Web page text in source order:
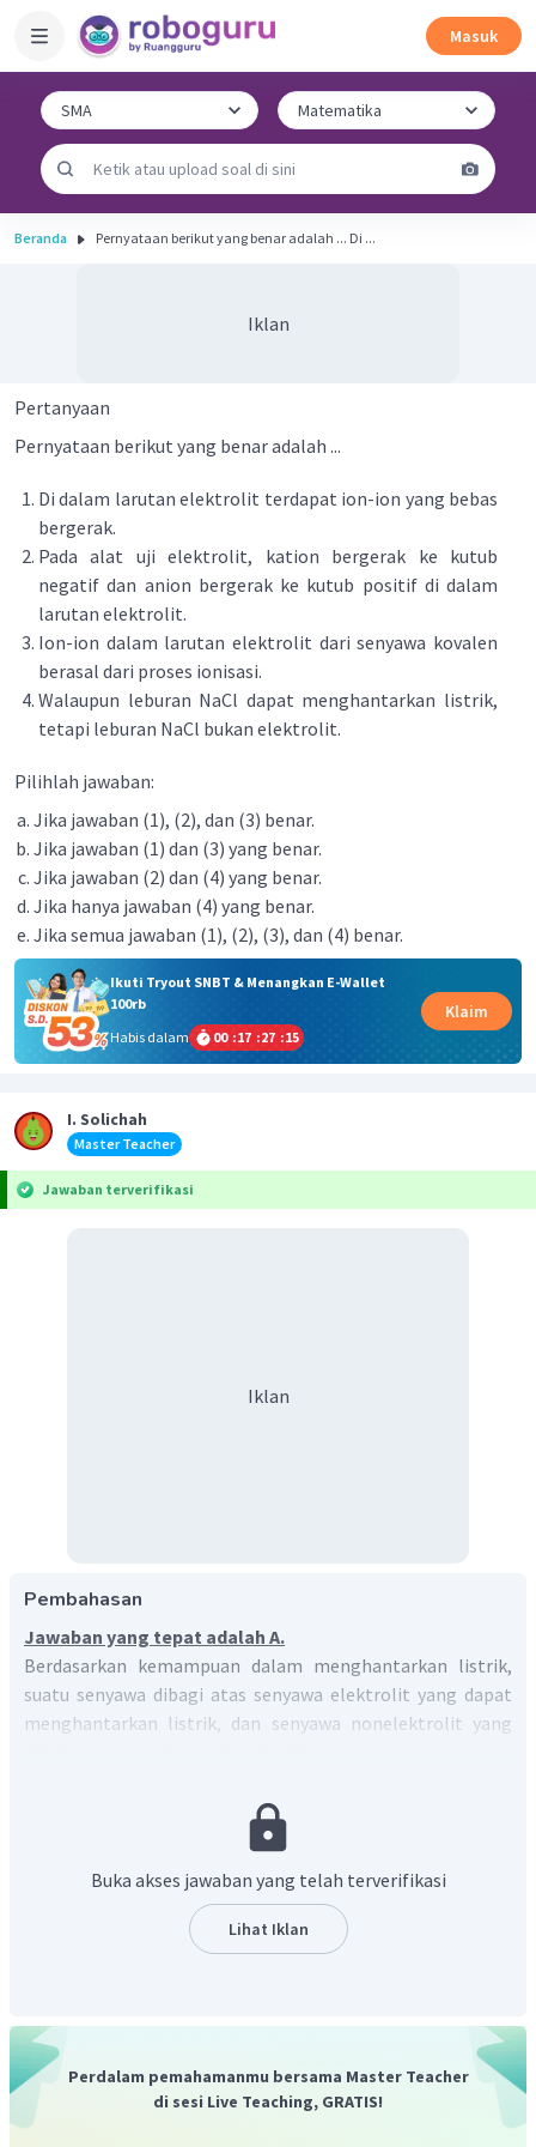
Masuk
Beranda Pernyataan berikut yang benar adalah ... Di ...
Iklan
Pertanyaan
Pernyataan berikut yang benar adalah ...
Di dalam larutan elektrolit terdapat ion-ion yang bebas
bergerak.
Pada alat uji elektrolit, kation bergerak ke kutub
negatif dan anion bergerak ke kutub positif di dalam
larutan elektrolit.
Ion-ion dalam larutan elektrolit dari senyawa kovalen
berasal dari proses ionisasi.
Walaupun leburan NaCl dapat menghantarkan listrik,
tetapi leburan NaCl bukan elektrolit.
Pilihlah jawaban:
Jika jawaban (1), (2), dan (3) benar.
Jika jawaban (1) dan (3) yang benar.
Jika jawaban (2) dan (4) yang benar.
Jika hanya jawaban (4) yang benar.
Jika semua jawaban (1), (2), (3), dan (4) benar.
Ikuti Tryout SNBT & Menangkan E-Wallet
100rb
Habis dalam
00 :17 :27 :15
Klaim
I. Solichah
Master Teacher
Jawaban terverifikasi
Iklan
Pembahasan
Jawaban yang tepat adalah A.
Berdasarkan kemampuan dalam menghantarkan listrik,
suatu senyawa dibagi atas senyawa elektrolit yang dapat
menghantarkan listrik, dan senyawa nonelektrolit yang
listrik disebabkan terionisasinya senyawa tersebut menjadi
ion-ion yang dapat bergerak bebas. Dengan demikian,
Dapat terionisasi menjadi ion-ionnya.
Ion-ionnya dapat bergerak bebas.
ionik fase leburan/cairan dan larutan. Sementara pada fase
padatnya, ion-ion tidak dapat bergerak bebas sehingga
tidak bisa menghantarkan listrik.
Senyawa kovalen yang merupakan elektrolit adalah
Buka akses jawaban yang telah terverifikasi
Lihat Iklan
Perdalam pemahamanmu bersama Master Teacher
di sesi Live Teaching, GRATIS!